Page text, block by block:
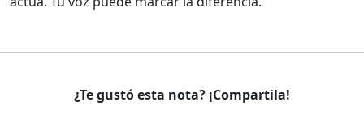
¿Te gustó esta nota? ¡Compartila!